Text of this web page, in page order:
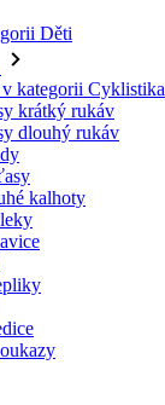
Děti
kategorii Cyklistika
krátký rukáv
dlouhý rukáv
kalhoty